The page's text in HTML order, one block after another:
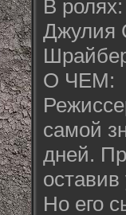
В
Джулия
О ЧЕМ:
самой
дней.
Но его